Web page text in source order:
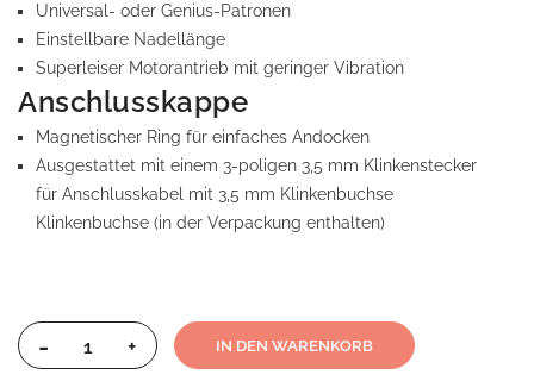
Universal- oder Genius-Patronen
Einstellbare Nadellänge
Superleiser Motorantrieb mit geringer Vibration
Anschlusskappe
Magnetischer Ring für einfaches Andocken
Ausgestattet mit einem 3-poligen 3,5 mm Klinkenstecker
für Anschlusskabel mit 3,5 mm Klinkenbuchse
Klinkenbuchse (in der Verpackung enthalten)
- + IN DEN WARENKORB